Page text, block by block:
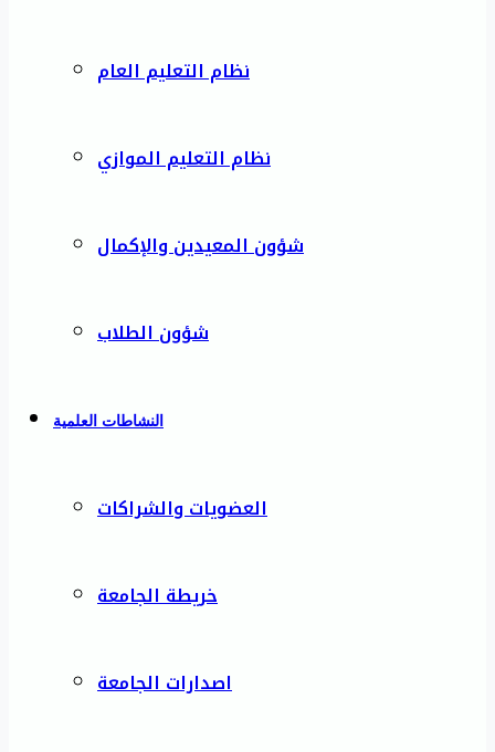
نظام التعليم العام
نظام التعليم الموازي
شؤون المعيدين والإكمال
شؤون الطلاب
النشاطات العلمية
العضويات والشراكات
خريطة الجامعة
اصدارات الجامعة